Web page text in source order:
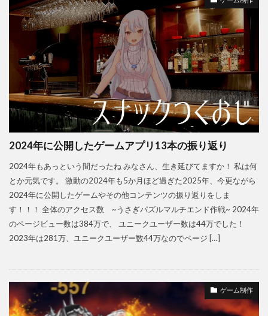
2024年に公開したゲームアプリ13本の振り返り
2024年もあっという間だったね みなさん、生き延びてますか！ 私は何
とか元気です。 激動の2024年も5か月ほど過ぎた2025年、今更ながら
2024年に公開したゲームやその他コンテンツの振り返りをしま
す！！！ 全体のアクセス数 ~うさぎパズルマルチエンド作戦~ 2024年
のページビュー数は384万で、 ユニークユーザー数は44万でした！
2023年は281万、ユニークユーザー数44万なのでページ […]
ゲーム制作